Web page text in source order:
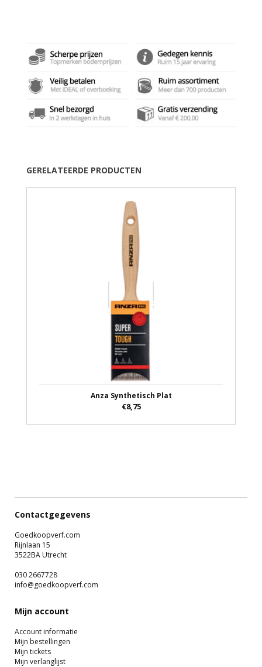
GERELATEERDE PRODUCTEN
Anza Synthetisch Plat
€8,75
Contactgegevens
Goedkoopverf.com
Rijnlaan 15
3522BA Utrecht
030 2667728
info@goedkoopverf.com
Mijn account
Account informatie
Mijn bestellingen
Mijn tickets
Mijn verlanglijst